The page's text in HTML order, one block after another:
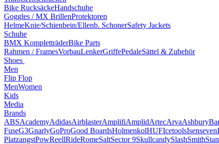
Bike RucksäckeHandschuhe
Goggles / MX BrillenProtektoren
HelmeKnie/Schienbein/Ellenb. SchonerSafety Jackets
Schuhe
BMX KompletträderBike Parts
Rahmen / FramesVorbauLenkerGriffePedaleSättel & Zubehör
Shoes
Men
Flip Flop
MenWomen
Kids
Media
Brands
ABSAcademyAdidasAirblasterAmplifiAmplidArtecArvaAshbury
FuseG3GnarlyGoProGood BoardsHolmenkolHUFIcetoolsIsenseven
PlatzangstPowReellRideRomeSaltSector 9SkullcandySlashSmith